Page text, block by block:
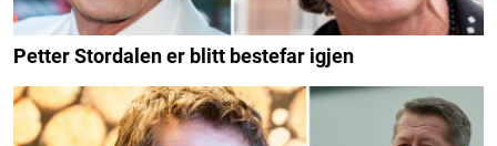
Petter Stordalen er blitt bestefar igjen